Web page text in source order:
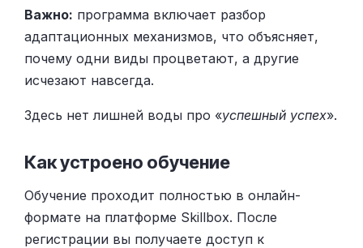
Важно: программа включает разбор
адаптационных механизмов, что объясняет,
почему одни виды процветают, а другие
исчезают навсегда.
Здесь нет лишней воды про «успешный успех».
Как устроено обучение
Обучение проходит полностью в онлайн-
формате на платформе Skillbox. После
регистрации вы получаете доступ к